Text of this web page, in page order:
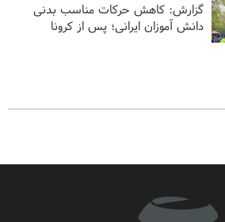
گزارش: کاهش حرکات مناسب بدنی
دانش آموزان ایرانی؛ پس از کرونا